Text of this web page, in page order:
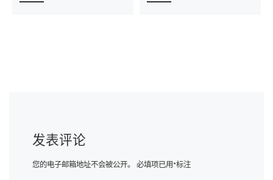
发表评论
您的电子邮箱地址不会被公开。 必填项已用*标注